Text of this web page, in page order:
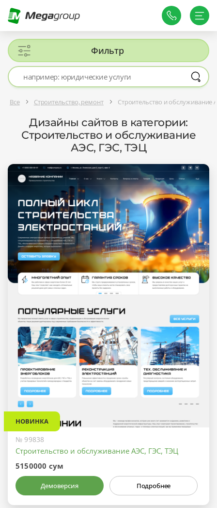
Фильтр
Все Строительство, ремонт Строительство и обслуживание
Дизайны сайтов в категории:
Строительство и обслуживание
АЭС, ГЭС, ТЭЦ
НОВИНКА
№ 99838
Строительство и обслуживание АЭС, ГЭС, ТЭЦ
5150000 сум
Демоверсия Подробнее